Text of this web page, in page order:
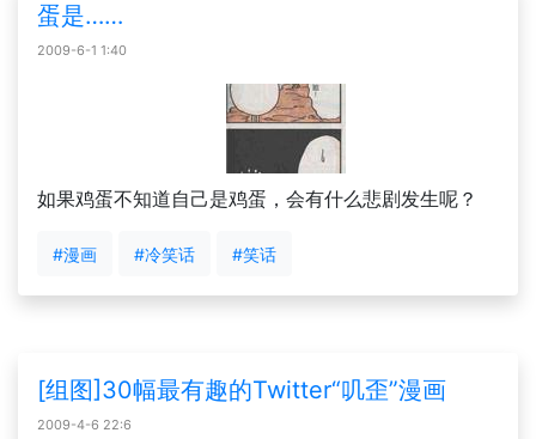
蛋是……
2009-6-1 1:40
如果鸡蛋不知道自己是鸡蛋，会有什么悲剧发生呢？
#漫画 #冷笑话 #笑话
[组图]30幅最有趣的Twitter“叽歪”漫画
2009-4-6 22:6